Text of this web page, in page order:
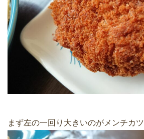
まず左の一回り大きいのがメンチカツ